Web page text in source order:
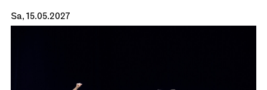
Stuttgarter Ballett